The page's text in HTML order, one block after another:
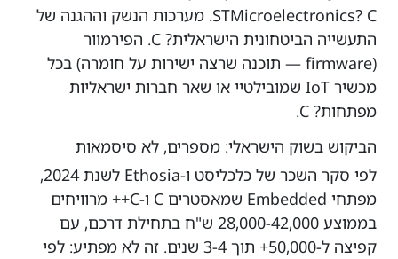
STMicroelectronics? C. מערכות הנשק וההגנה של
התעשייה הביטחונית הישראלית? C. הפירמוור
(firmware — תוכנה שרצה ישירות על חומרה) בכל
מכשיר IoT שמובילטיי או שאר חברות ישראליות
מפתחות? C.
הביקוש בשוק הישראלי: מספרים, לא סיסמאות
לפי סקר השכר של כלכליסט ו-Ethosia לשנת 2024,
מפתחי Embedded שמאסטרים C ו-C++ מרוויחים
בממוצע 28,000-42,000 ש"ח בתחילת דרכם, עם
קפיצה ל-50,000+ תוך 3-4 שנים. זה לא מפתיע: לפי